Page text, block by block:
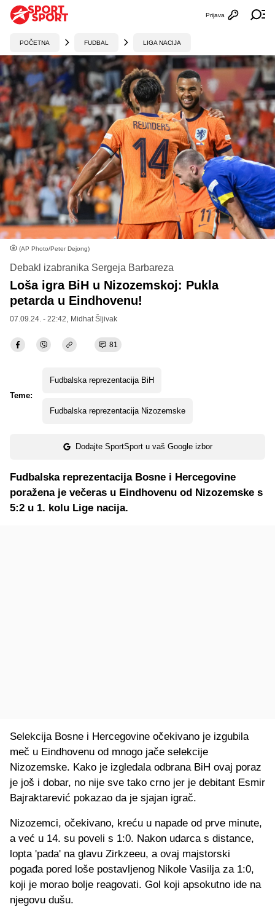
Otvori
Prijava
POČETNA FUDBAL LIGA NACIJA
(AP Photo/Peter Dejong)
Debakl izabranika Sergeja Barbareza
Loša igra BiH u Nizozemskoj: Pukla
petarda u Eindhovenu!
07.09.24. - 22:42, Midhat Šljivak
81
Teme:
Fudbalska reprezentacija BiH
Fudbalska reprezentacija Nizozemske
Dodajte SportSport u vaš Google izbor
Fudbalska reprezentacija Bosne i Hercegovine
poražena je večeras u Eindhovenu od Nizozemske s
5:2 u 1. kolu Lige nacija.
Selekcija Bosne i Hercegovine očekivano je izgubila
meč u Eindhovenu od mnogo jače selekcije
Nizozemske. Kako je izgledala odbrana BiH ovaj poraz
je još i dobar, no nije sve tako crno jer je debitant Esmir
Bajraktarević pokazao da je sjajan igrač.
Nizozemci, očekivano, kreću u napade od prve minute,
a već u 14. su poveli s 1:0. Nakon udarca s distance,
lopta 'pada' na glavu Zirkzeeu, a ovaj majstorski
pogađa pored loše postavljenog Nikole Vasilja za 1:0,
koji je morao bolje reagovati. Gol koji apsokutno ide na
njegovu dušu.